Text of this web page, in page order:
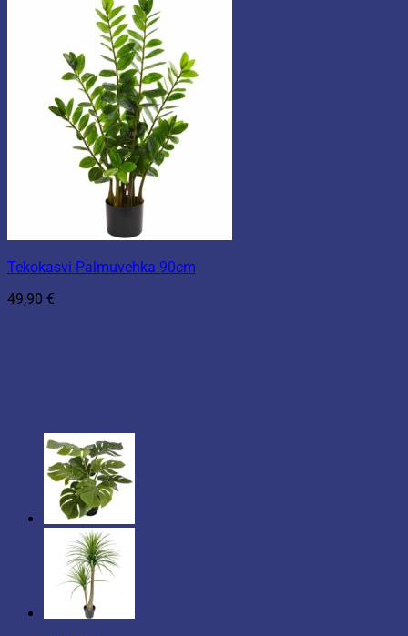
Tekokasvi Palmuvehka 90cm
49,90 €